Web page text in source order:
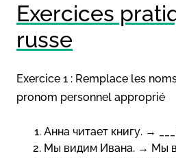
Exercices
russe
Exercice 1 : Remplace les
pronom personnel approprié
Анна читает книгу. →
Мы видим Ивана. → Мы